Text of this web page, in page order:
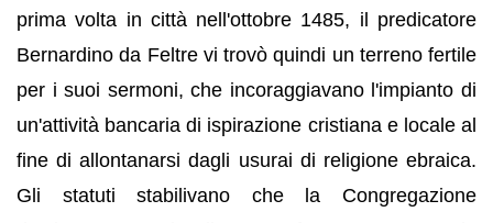
prima volta in città nell'ottobre 1485, il predicatore
Bernardino da Feltre vi trovò quindi un terreno fertile
per i suoi sermoni, che incoraggiavano l'impianto di
un'attività bancaria di ispirazione cristiana e locale al
fine di allontanarsi dagli usurai di religione ebraica.
Gli statuti stabilivano che la Congregazione